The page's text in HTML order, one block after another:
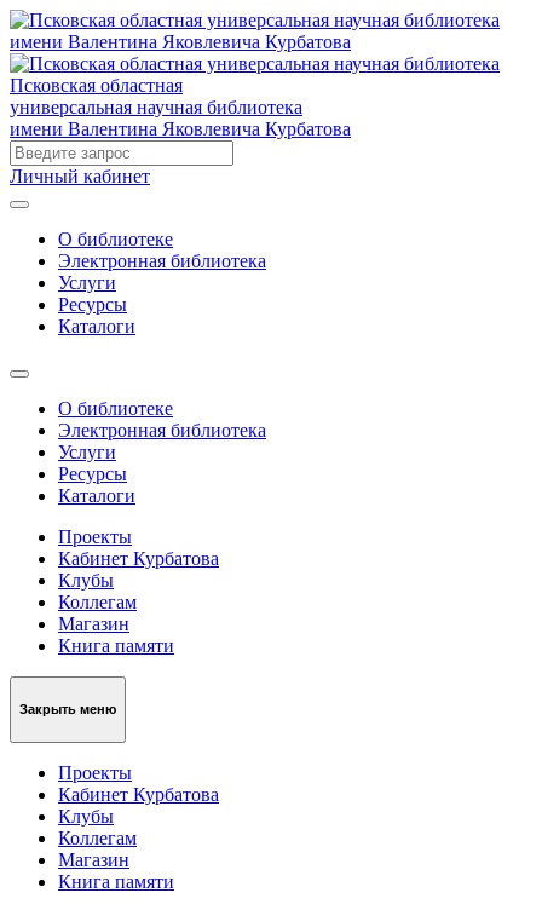
Псковская областная
универсальная научная библиотека
имени Валентина Яковлевича Курбатова
Личный кабинет
О библиотеке
Электронная библиотека
Услуги
Ресурсы
Каталоги
О библиотеке
Электронная библиотека
Услуги
Ресурсы
Каталоги
Проекты
Кабинет Курбатова
Клубы
Коллегам
Магазин
Книга памяти
Закрыть меню
Проекты
Кабинет Курбатова
Клубы
Коллегам
Магазин
Книга памяти